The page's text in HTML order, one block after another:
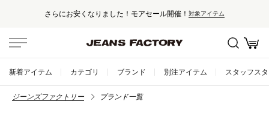
さらにお安くなりました！モアセール開催！ 対象アイテム
新着アイテム カテゴリ ブランド 別注アイテム スタッフス
ジーンズファクトリー ブランド一覧